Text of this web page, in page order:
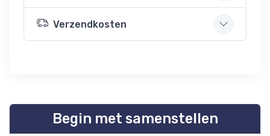
Verzendkosten
Begin met samenstellen